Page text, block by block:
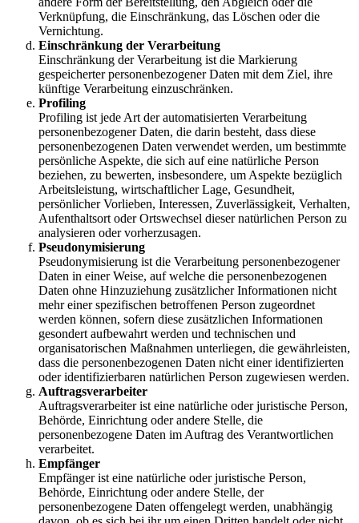
Verknüpfung, die Einschränkung, das Löschen oder die
Vernichtung.
Einschränkung der Verarbeitung
Einschränkung der Verarbeitung ist die Markierung
gespeicherter personenbezogener Daten mit dem Ziel, ihre
künftige Verarbeitung einzuschränken.
Profiling
Profiling ist jede Art der automatisierten Verarbeitung
personenbezogener Daten, die darin besteht, dass diese
personenbezogenen Daten verwendet werden, um bestimmte
persönliche Aspekte, die sich auf eine natürliche Person
beziehen, zu bewerten, insbesondere, um Aspekte bezüglich
Arbeitsleistung, wirtschaftlicher Lage, Gesundheit,
persönlicher Vorlieben, Interessen, Zuverlässigkeit, Verhalten,
Aufenthaltsort oder Ortswechsel dieser natürlichen Person zu
analysieren oder vorherzusagen.
Pseudonymisierung
Pseudonymisierung ist die Verarbeitung personenbezogener
Daten in einer Weise, auf welche die personenbezogenen
Daten ohne Hinzuziehung zusätzlicher Informationen nicht
mehr einer spezifischen betroffenen Person zugeordnet
werden können, sofern diese zusätzlichen Informationen
gesondert aufbewahrt werden und technischen und
organisatorischen Maßnahmen unterliegen, die gewährleisten,
dass die personenbezogenen Daten nicht einer identifizierten
oder identifizierbaren natürlichen Person zugewiesen werden.
Auftragsverarbeiter
Auftragsverarbeiter ist eine natürliche oder juristische Person,
Behörde, Einrichtung oder andere Stelle, die
personenbezogene Daten im Auftrag des Verantwortlichen
verarbeitet.
Empfänger
Empfänger ist eine natürliche oder juristische Person,
Behörde, Einrichtung oder andere Stelle, der
personenbezogene Daten offengelegt werden, unabhängig